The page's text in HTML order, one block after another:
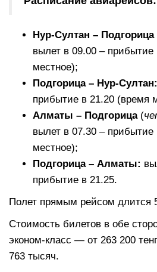
Нур-Султан – Подгорица
вылет в 09.00 – прибытие
местное);
Подгорица – Нур-Султан:
прибытие в 21.20 (время
Алматы – Подгорица(
вылет в 07.30 – прибытие
местное);
Подгорица – Алматы:
прибытие в 21.25.
Полет прямым рейсом длится
Стоимость билетов в обе
эконом-класс — от 263 200
763 тысяч.